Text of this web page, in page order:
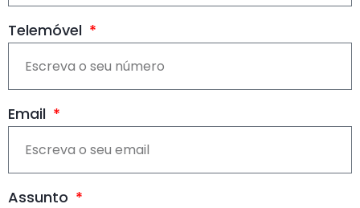
Telemóvel
Email
Assunto